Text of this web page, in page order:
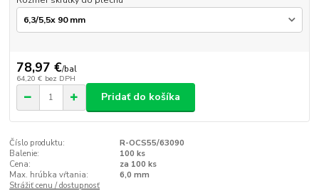
78,97 €/bal
64,20 € bez DPH
Pridať do košíka
Číslo produktu:
R-OCS55/63090
Balenie:
100 ks
Cena:
za 100 ks
Max. hrúbka vŕtania:
6,0 mm
Strážiť cenu / dostupnosť